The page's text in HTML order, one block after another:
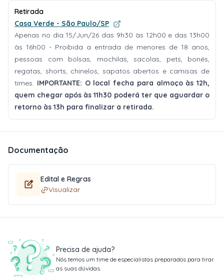
Retirada
Casa Verde - São Paulo/SP
Apenas no dia 15/Jun/26 das 9h30 às 12h00 e das 13h00
às 16h00 - Proibida a entrada de menores de 18 anos,
pessoas com bolsas, mochilas, sacolas, pets, bonés,
regatas, shorts, chinelos, sapatos abertos e camisas de
times. IMPORTANTE: O local fecha para almoço às 12h,
quem chegar após às 11h30 poderá ter que aguardar o
retorno às 13h para finalizar a retirada.
Documentação
Edital e Regras
Visualizar
Precisa de ajuda?
Nós temos um time de especialistas preparados para tirar
as suas dúvidas.